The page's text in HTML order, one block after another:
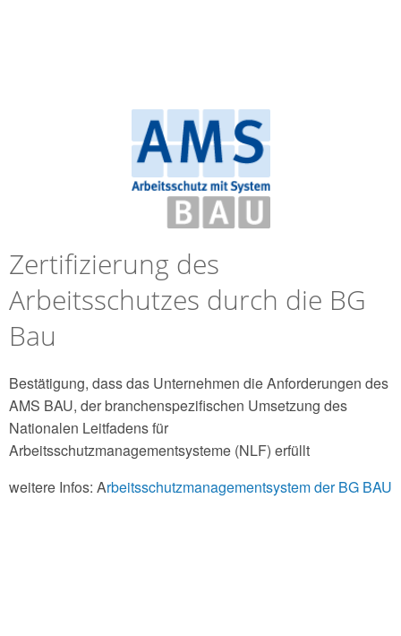
Zertifizierung des
Arbeitsschutzes durch die BG
Bau
Bestätigung, dass das Unternehmen die Anforderungen des
AMS BAU, der branchenspezifischen Umsetzung des
Nationalen Leitfadens für
Arbeitsschutzmanagementsysteme (NLF) erfüllt
weitere Infos: Arbeitsschutzmanagementsystem der BG BAU